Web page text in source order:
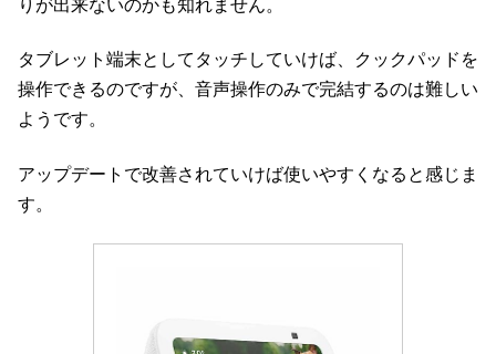
りが出来ないのかも知れません。
タブレット端末としてタッチしていけば、クックパッドを
操作できるのですが、音声操作のみで完結するのは難しい
ようです。
アップデートで改善されていけば使いやすくなると感じま
す。